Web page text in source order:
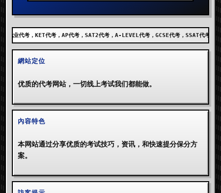
，AP代考，SAT2代考，A-LEVEL代考，GCSE代考，SSAT代考，出国留学代考，
網站定位
优质的代考网站，一切线上考试我们都能做。
內容特色
本网站通过分享优质的考试技巧，资讯，和快速提分保分方
案。